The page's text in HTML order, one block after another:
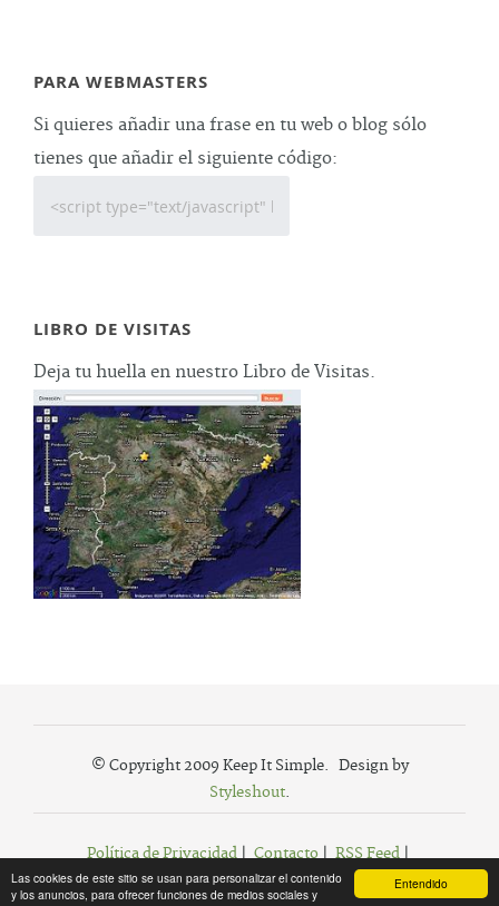
Entendido
Las cookies de este sitio se usan para personalizar el contenido
y los anuncios, para ofrecer funciones de medios sociales y
PARA WEBMASTERS
Si quieres añadir una frase en tu web o blog sólo
tienes que añadir el siguiente código:
LIBRO DE VISITAS
Deja tu huella en nuestro Libro de Visitas.
© Copyright 2009 Keep It Simple. Design by
Styleshout.
Política de Privacidad| Contacto| RSS Feed|
Agregar a Favoritos